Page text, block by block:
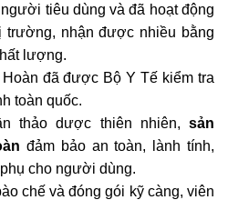
tiêu dùng và đã hoạt động
trường, nhận được nhiều bằng
lượng.
đã được Bộ Y Tế kiểm tra
toàn quốc.
thảo dược thiên nhiên, sản
đảm bảo an toàn, lành tính,
cho người dùng.
chế và đóng gói kỹ càng, viên